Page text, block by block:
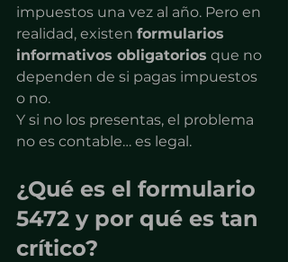
impuestos una vez al año. Pero en
realidad, existen formularios
informativos obligatorios que no
dependen de si pagas impuestos
o no.
Y si no los presentas, el problema
no es contable… es legal.
¿Qué es el formulario
5472 y por qué es tan
crítico?